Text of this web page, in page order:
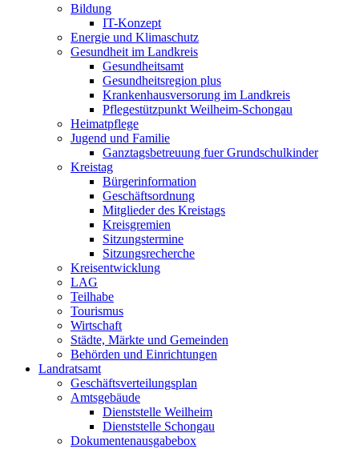
Bildung
IT-Konzept
Energie und Klimaschutz
Gesundheit im Landkreis
Gesundheitsamt
Gesundheitsregion plus
Krankenhausversorung im Landkreis
Pflegestützpunkt Weilheim-Schongau
Heimatpflege
Jugend und Familie
Ganztagsbetreuung fuer Grundschulkinder
Kreistag
Bürgerinformation
Geschäftsordnung
Mitglieder des Kreistags
Kreisgremien
Sitzungstermine
Sitzungsrecherche
Kreisentwicklung
LAG
Teilhabe
Tourismus
Wirtschaft
Städte, Märkte und Gemeinden
Behörden und Einrichtungen
Landratsamt
Geschäftsverteilungsplan
Amtsgebäude
Dienststelle Weilheim
Dienststelle Schongau
Dokumentenausgabebox